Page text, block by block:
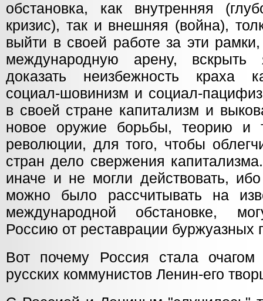
обстановка, как внутренняя
кризис), так и внешняя (война),
выйти в своей работе за эти
международную арену, вскрыть
доказать неизбежность краха
социал-шовинизм и социал-
в своей стране капитализм и
новое оружие борьбы, теорию и
революции, для того, чтобы
стран дело свержения
иначе и не могли действовать,
можно было рассчитывать на
международной обстановке,
Россию от реставрации буржуазных
Вот почему Россия стала
русских коммунистов Ленин-его